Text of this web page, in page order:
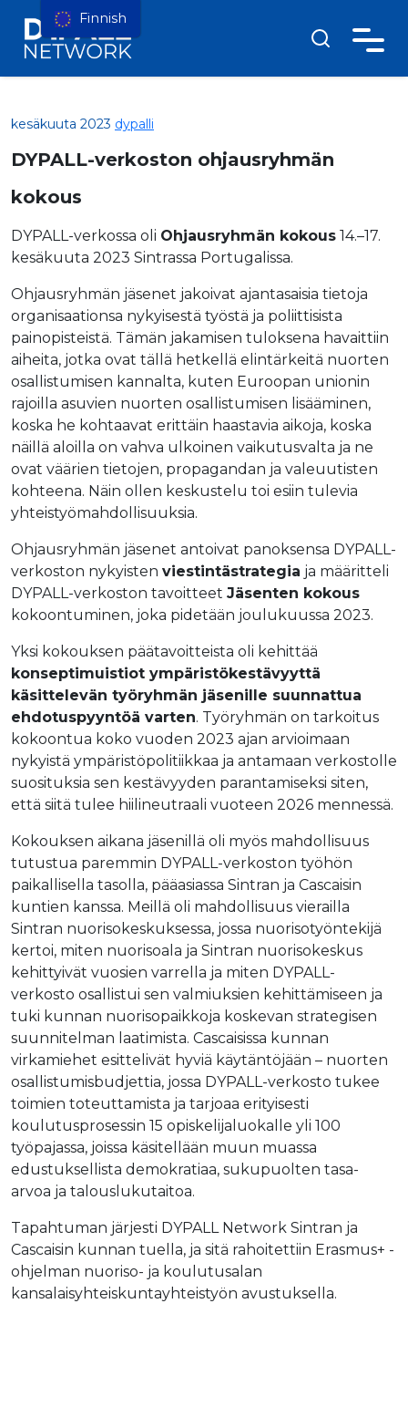
kesäkuuta 2023 dypalli
DYPALL-verkoston ohjausryhmän
kokous
DYPALL-verkossa oli Ohjausryhmän kokous 14.–17.
kesäkuuta 2023 Sintrassa Portugalissa.
Ohjausryhmän jäsenet jakoivat ajantasaisia tietoja
organisaationsa nykyisestä työstä ja poliittisista
painopisteistä. Tämän jakamisen tuloksena havaittiin
aiheita, jotka ovat tällä hetkellä elintärkeitä nuorten
osallistumisen kannalta, kuten Euroopan unionin
rajoilla asuvien nuorten osallistumisen lisääminen,
koska he kohtaavat erittäin haastavia aikoja, koska
näillä aloilla on vahva ulkoinen vaikutusvalta ja ne
ovat väärien tietojen, propagandan ja valeuutisten
kohteena. Näin ollen keskustelu toi esiin tulevia
yhteistyömahdollisuuksia.
Ohjausryhmän jäsenet antoivat panoksensa DYPALL-
verkoston nykyisten viestintästrategia ja määritteli
DYPALL-verkoston tavoitteet Jäsenten kokous
kokoontuminen, joka pidetään joulukuussa 2023.
Yksi kokouksen päätavoitteista oli kehittää
konseptimuistiot ympäristökestävyyttä
käsittelevän työryhmän jäsenille suunnattua
ehdotuspyyntöä varten. Työryhmän on tarkoitus
kokoontua koko vuoden 2023 ajan arvioimaan
nykyistä ympäristöpolitiikkaa ja antamaan verkostolle
suosituksia sen kestävyyden parantamiseksi siten,
että siitä tulee hiilineutraali vuoteen 2026 mennessä.
Kokouksen aikana jäsenillä oli myös mahdollisuus
tutustua paremmin DYPALL-verkoston työhön
paikallisella tasolla, pääasiassa Sintran ja Cascaisin
kuntien kanssa. Meillä oli mahdollisuus vierailla
Sintran nuorisokeskuksessa, jossa nuorisotyöntekijä
kertoi, miten nuorisoala ja Sintran nuorisokeskus
kehittyivät vuosien varrella ja miten DYPALL-
verkosto osallistui sen valmiuksien kehittämiseen ja
tuki kunnan nuorisopaikkoja koskevan strategisen
suunnitelman laatimista. Cascaisissa kunnan
virkamiehet esittelivät hyviä käytäntöjään – nuorten
osallistumisbudjettia, jossa DYPALL-verkosto tukee
toimien toteuttamista ja tarjoaa erityisesti
koulutusprosessin 15 opiskelijaluokalle yli 100
työpajassa, joissa käsitellään muun muassa
edustuksellista demokratiaa, sukupuolten tasa-
arvoa ja talouslukutaitoa.
Tapahtuman järjesti DYPALL Network Sintran ja
Cascaisin kunnan tuella, ja sitä rahoitettiin Erasmus+ -
ohjelman nuoriso- ja koulutusalan
kansalaisyhteiskuntayhteistyön avustuksella.
Finnish